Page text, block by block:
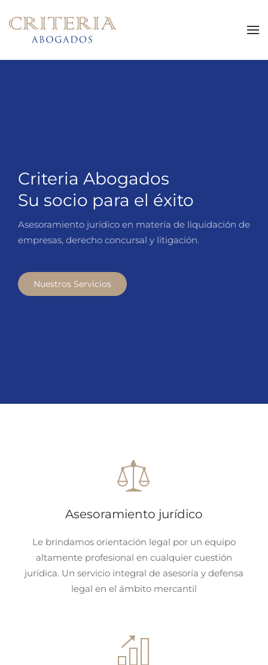
Skip to main content
Criteria Abogados
Su socio para el éxito
Asesoramiento jurídico en materia de liquidación de
empresas, derecho concursal y litigación.
Nuestros Servicios
Asesoramiento jurídico
Le brindamos orientación legal por un equipo
altamente profesional en cualquier cuestión
jurídica. Un servicio integral de asesoría y defensa
legal en el ámbito mercantil